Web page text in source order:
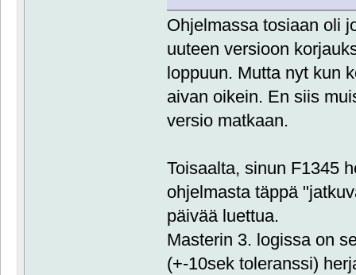
Ohjelmassa tosiaan oli
uuteen versioon
loppuun. Mutta nyt kun
aivan oikein. En siis
versio matkaan.
Toisaalta, sinun F1345
ohjelmasta täppä
päivää luettua.
Masterin 3. logissa on
(+-10sek toleranssi)